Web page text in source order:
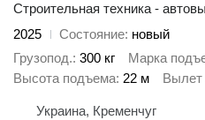
Строительная техника -
2025
Состояние новый
Грузопод. 300 кг Марка
Высота подъема 22 м Вылет
Украина, Кременчуг